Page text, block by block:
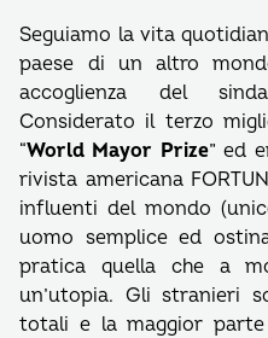
Seguiamo la vita
paese di un altro
accoglienza del
Considerato il terzo
“World Mayor Prize” ed
rivista americana
influenti del mondo
uomo semplice ed
pratica quella che a
un’utopia. Gli stranieri
totali e la maggior